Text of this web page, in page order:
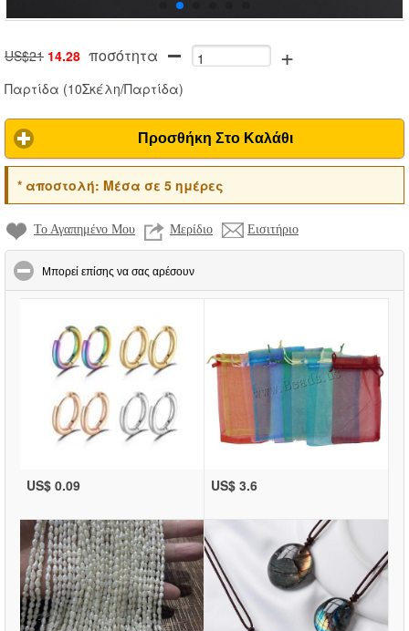
US$21 14.28 ποσότητα +
Παρτίδα (10Σκέλη/Παρτίδα)
Προσθήκη Στο Καλάθι
*αποστολή: Μέσα σε 5 ημέρες
Το Αγαπημένο Μου Μερίδιο Εισιτήριο
Μπορεί επίσης να σας αρέσουν
US$ 0.09 US$ 3.6